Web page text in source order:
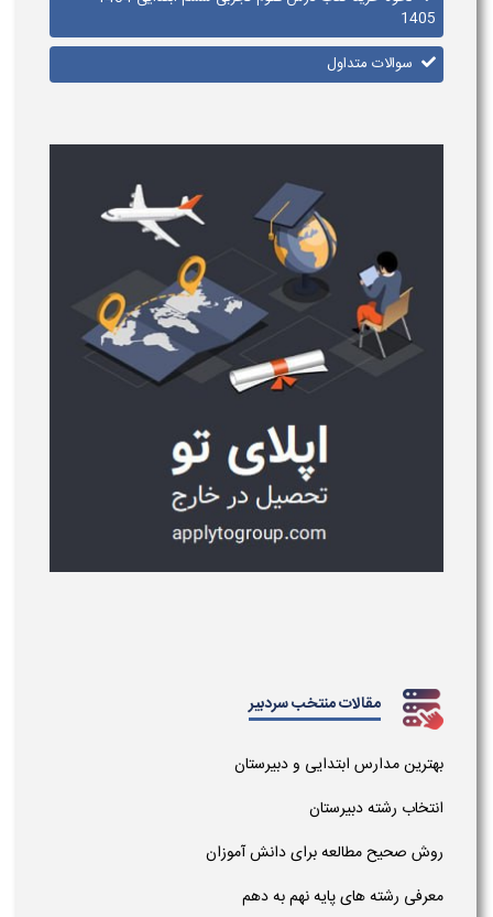
1405
سوالات متداول
مقالات منتخب سردبیر
بهترین مدارس ابتدایی و دبیرستان
انتخاب رشته دبیرستان
روش صحیح مطالعه برای دانش آموزان
معرفی رشته های پایه نهم به دهم